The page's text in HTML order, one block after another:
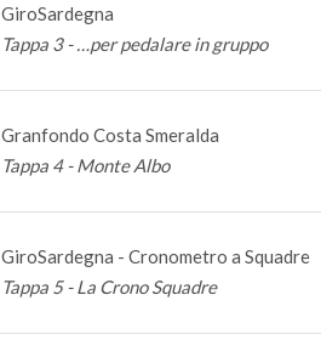
GiroSardegna
Tappa 3 - …per pedalare in gruppo
Granfondo Costa Smeralda
Tappa 4 - Monte Albo
GiroSardegna - Cronometro a Squadre
Tappa 5 - La Crono Squadre